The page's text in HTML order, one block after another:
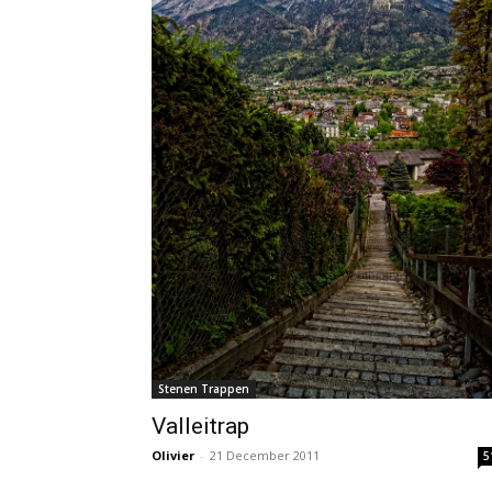
Stenen Trappen
Valleitrap
Olivier - 21 December 2011